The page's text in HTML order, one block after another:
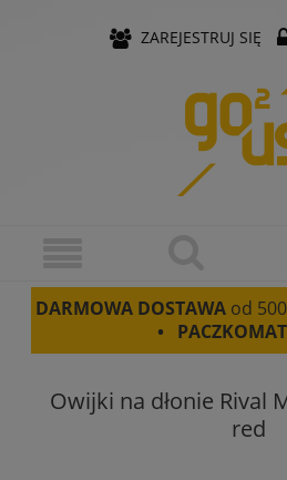
ZAREJESTRUJ SIĘ
DARMOWA DOSTAWA od 500
• PACZKOMAT
Owijki na dłonie Rival
red